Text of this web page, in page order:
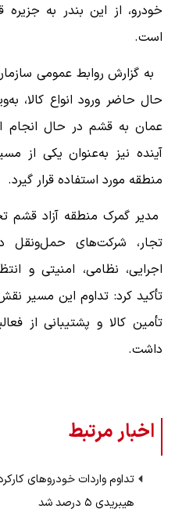
خودرو، از این بندر به
است.
به گزارش روابط عمومی
حال حاضر ورود انواع کالا،
عمان به قشم در حال انجام
آینده نیز به‌عنوان یکی از
منطقه مورد استفاده قرار گیرد.
مدیر گمرک منطقه آزاد قشم
تجار، شرکت‌های حمل‌ونقل
اجرایی، نظامی، امنیتی و
تأکید کرد: تداوم این مسیر
تأمین کالا و پشتیبانی از
داشت.
اخبار مرتبط
تداوم واردات خودروهای
هیبریدی ۵ درصد شد